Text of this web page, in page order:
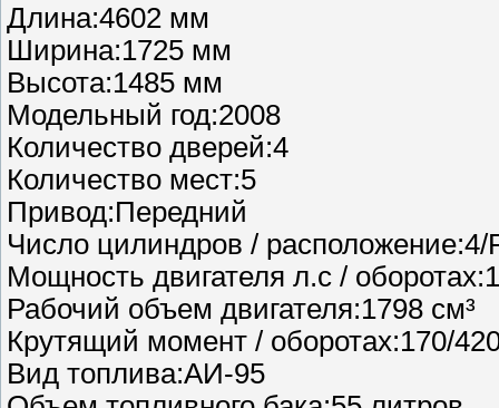
Длина:4602 мм
Ширина:1725 мм
Высота:1485 мм
Модельный год:2008
Количество дверей:4
Количество мест:5
Привод:Передний
Число цилиндров /
Мощность двигателя л.с /
Рабочий объем двигателя:1798 см³
Крутящий момент / оборотах:170/
Вид топлива:АИ-95